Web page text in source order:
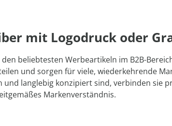
mit Logodruck oder
beliebtesten Werbeartikeln im B2B-
und sorgen für viele, wiederkehrende
langlebig konzipiert sind, verbinden sie
Markenverständnis.